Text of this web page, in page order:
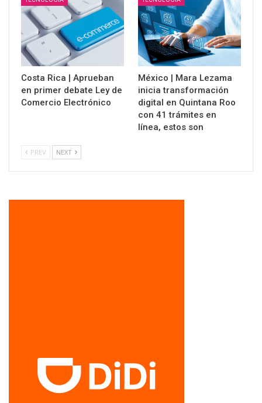
Costa Rica | Aprueban
en primer debate Ley de
Comercio Electrónico
México | Mara Lezama
inicia transformación
digital en Quintana Roo
con 41 trámites en
línea, estos son
PREV NEXT